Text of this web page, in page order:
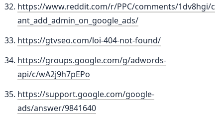
https://www.reddit.com/r/PPC/comments/1dv8hgi/c
ant_add_admin_on_google_ads/
https://gtvseo.com/loi-404-not-found/
https://groups.google.com/g/adwords-
api/c/wA2j9h7pEPo
https://support.google.com/google-
ads/answer/9841640